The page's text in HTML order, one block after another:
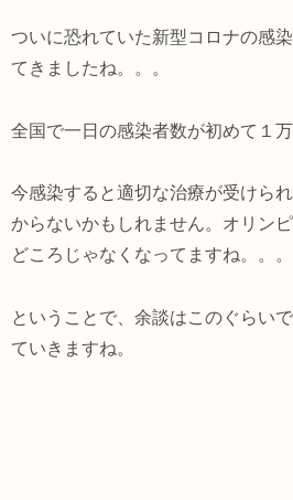
ついに恐れていた新型コロナの感
てきましたね。。。
全国で一日の感染者数が初めて１万
今感染すると適切な治療が受けら
からないかもしれません。オリン
どころじゃなくなってますね。。。
ということで、余談はこのぐらい
ていきますね。